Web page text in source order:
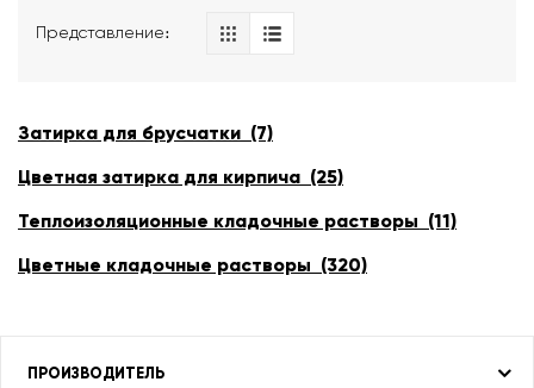
Представление։
Затирка для брусчатки (7)
Цветная затирка для кирпича (25)
Теплоизоляционные кладочные растворы (11)
Цветные кладочные растворы (320)
ПРОИЗВОДИТЕЛЬ